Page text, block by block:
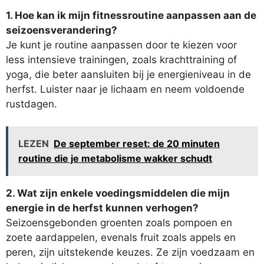
1. Hoe kan ik mijn fitnessroutine aanpassen aan de
seizoensverandering?
Je kunt je routine aanpassen door te kiezen voor
less intensieve trainingen, zoals krachttraining of
yoga, die beter aansluiten bij je energieniveau in de
herfst. Luister naar je lichaam en neem voldoende
rustdagen.
LEZEN De september reset: de 20 minuten
routine die je metabolisme wakker schudt
2. Wat zijn enkele voedingsmiddelen die mijn
energie in de herfst kunnen verhogen?
Seizoensgebonden groenten zoals pompoen en
zoete aardappelen, evenals fruit zoals appels en
peren, zijn uitstekende keuzes. Ze zijn voedzaam en